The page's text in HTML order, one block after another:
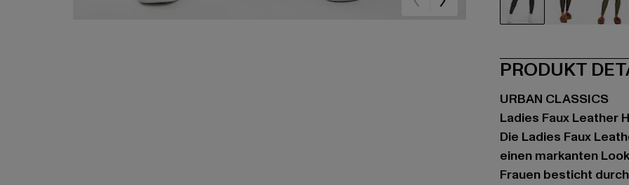
PRODUKT
URBAN CLASSICS
Ladies Faux Leather
Die Ladies Faux
einen markanten
Frauen besticht